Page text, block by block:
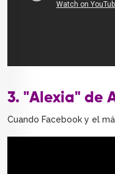
3. "Alexia" de
Cuando Facebook y el